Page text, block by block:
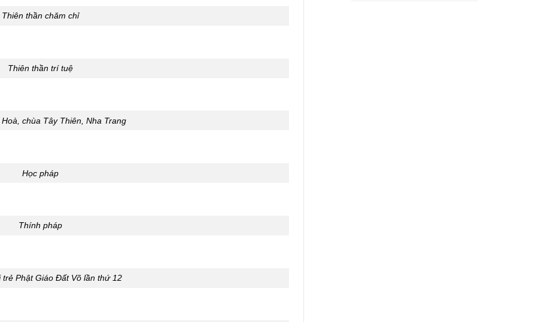
Thiên thần chăm chỉ
Thiên thần trí tuệ
chùa Tây Thiên, Nha Trang
Học pháp
Thính pháp
trẻ Phật Giáo Đất Võ lần thứ 12